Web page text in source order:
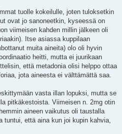
tuolle kokeilulle, joten tuloksetkin
ovat jo sanoneetkin, kyseessä on
viimeisen kahden millin jälkeen oli
Itse asiassa kuppilaan
muita aineita) olo oli hyvin
heitti, mutta ei juurikaan
että metadonia olisi helppo ottaa
jota aineesta ei välttämättä saa.
vasta illan lopuksi, mutta se
pitkäkestoista. Viimeisen n. 2mg otin
aineen vaikutus oli taustalla
tuntui, että aina kun joi kupin kahvia,